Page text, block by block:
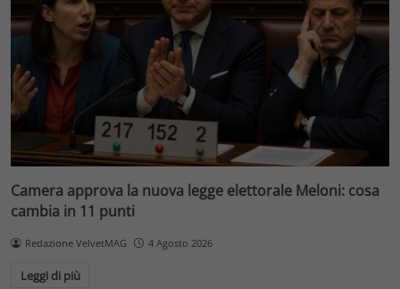
Camera approva la nuova legge elettorale Meloni: cosa
cambia in 11 punti
Redazione VelvetMAG 4 Agosto 2026
Leggi di più